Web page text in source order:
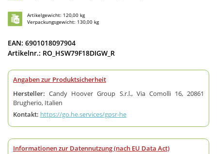
Artikelgewicht: 120,00 kg
Verpackungsgewicht: 130,00 kg
EAN: 6901018097904
Artikelnr.: RO_HSW79F18DIGW_R
Angaben zur Produktsicherheit
Hersteller: Candy Hoover Group S.r.l., Via Comolli 16, 20861
Brugherio, Italien
Kontakt: https://go.he.services/gpsr-he
Informationen zur Datennutzung (nach EU Data Act)